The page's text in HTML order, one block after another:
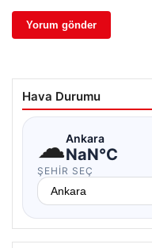
Hava Durumu
☁Ankara
NaN°C
ŞEHIR SEÇ